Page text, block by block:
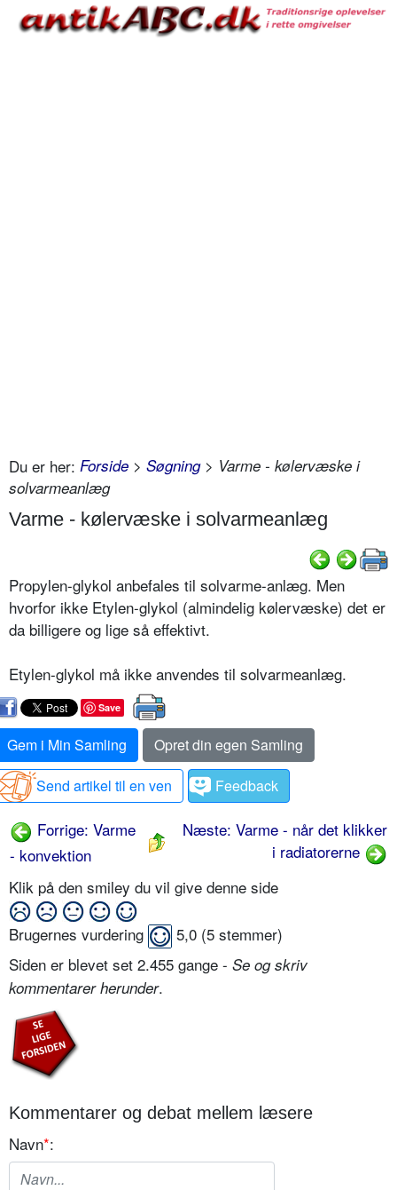
Du er her: Forside > Søgning> Varme - kølervæske i
solvarmeanlæg
Varme - kølervæske i solvarmeanlæg
Propylen-glykol anbefales til solvarme-anlæg. Men
hvorfor ikke Etylen-glykol (almindelig kølervæske) det er
da billigere og lige så effektivt.
Etylen-glykol må ikke anvendes til solvarmeanlæg.
Save
Gem i Min Samling
Opret din egen Samling
Send artikel til en ven
Feedback
Forrige: Varme
- konvektion
Næste: Varme - når det klikker
i radiatorerne
Klik på den smiley du vil give denne side
Brugernes vurdering 5,0 (5 stemmer)
Siden er blevet set 2.455 gange - Se og skriv
kommentarer herunder.
Kommentarer og debat mellem læsere
Navn*: